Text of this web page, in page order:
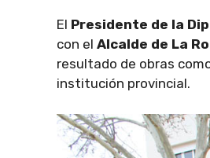
El Presidente de la
con el Alcalde de La
resultado de obras
institución provincial.